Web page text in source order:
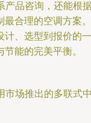
产品咨询，还能根
最合理的空调方案。
计、选型到报价的一
能的完美平衡。
市场推出的多联式